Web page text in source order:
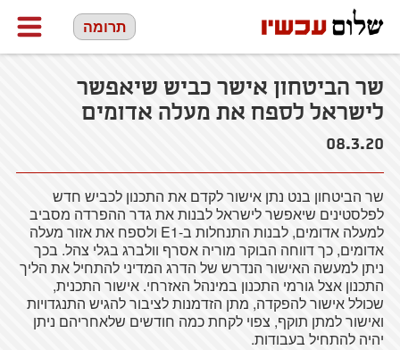
תרומה
שר הביטחון אישר כביש שיאפשר
לישראל לספח את מעלה אדומים
08.3.20
שר הביטחון בנט נתן אישור לקדם את התכנון לכביש חדש
לפלסטינים שיאפשר לישראל לבנות את גדר ההפרדה מסביב
למעלה אדומים, לבנות התנחלות ב-E1 ולספח את אזור מעלה
אדומים, כך דווחה הבוקר מוריה אסרף וולברג בגלי צהל. בכך
ניתן למעשה האישור הנדרש של הדרג המדיני להתחיל את הליך
התכנון אצל גורמי התכנון במינהל האזרחי. אישור התכנית,
שכולל אישור להפקדה, מתן הזדמנות לציבור להגיש התנגדויות
ואישור למתן תוקף, צפוי לקחת כמה חודשים שלאחריהם ניתן
יהיה להתחיל בעבודות.